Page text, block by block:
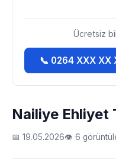
Nailiye Ehliyet
📅 19.05.2026👁 6
Ücretsiz
📞 0264 XXX XX